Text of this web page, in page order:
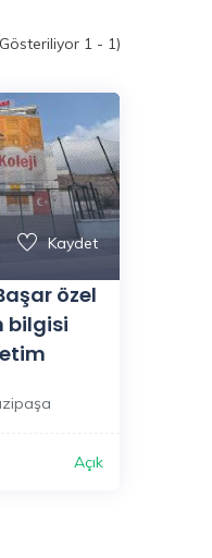
1 - 1)
Kaydet
özel
bilgisi
Açık